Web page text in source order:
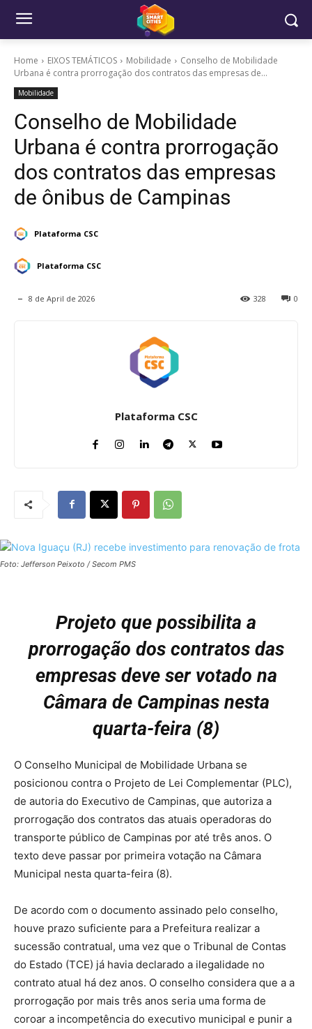
Home EIXOS TEMÁTICOS Mobilidade
Conselho de Mobilidade
Urbana é contra prorrogação dos contratos das empresas de...
Mobilidade
Conselho de Mobilidade
Urbana é contra prorrogação
dos contratos das empresas
de ônibus de Campinas
Plataforma CSC
Plataforma CSC
8 de April de 2026 0
328
Plataforma CSC
Foto: Jefferson Peixoto / Secom PMS
Projeto que possibilita a
prorrogação dos contratos das
empresas deve ser votado na
Câmara de Campinas nesta
quarta-feira (8)
O Conselho Municipal de Mobilidade Urbana se
posicionou contra o Projeto de Lei Complementar (PLC),
de autoria do Executivo de Campinas, que autoriza a
prorrogação dos contratos das atuais operadoras do
transporte público de Campinas por até três anos. O
texto deve passar por primeira votação na Câmara
Municipal nesta quarta-feira (8).
De acordo com o documento assinado pelo conselho,
houve prazo suficiente para a Prefeitura realizar a
sucessão contratual, uma vez que o Tribunal de Contas
do Estado (TCE) já havia declarado a ilegalidade no
contrato atual há dez anos. O conselho considera que a a
prorrogação por mais três anos seria uma forma de
coroar a incompetência do executivo municipal e punir a